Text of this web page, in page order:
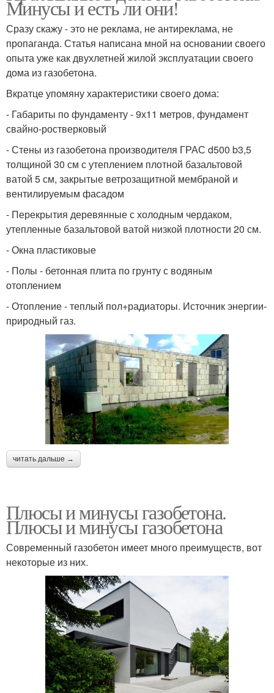
Минусы и есть ли они!
Сразу скажу - это не реклама, не антиреклама, не
пропаганда. Статья написана мной на основании своего
опыта уже как двухлетней жилой эксплуатации своего
дома из газобетона.
Вкратце упомяну характеристики своего дома:
- Габариты по фундаменту - 9х11 метров, фундамент
свайно-ростверковый
- Стены из газобетона производителя ГРАС d500 b3,5
толщиной 30 см с утеплением плотной базальтовой
ватой 5 см, закрытые ветрозащитной мембраной и
вентилируемым фасадом
- Перекрытия деревянные с холодным чердаком,
утепленные базальтовой ватой низкой плотности 20 см.
- Окна пластиковые
- Полы - бетонная плита по грунту с водяным
отоплением
- Отопление - теплый пол+радиаторы. Источник энергии-
природный газ.
читать дальше →
Плюсы и минусы газобетона.
Плюсы и минусы газобетона
Современный газобетон имеет много преимуществ, вот
некоторые из них.